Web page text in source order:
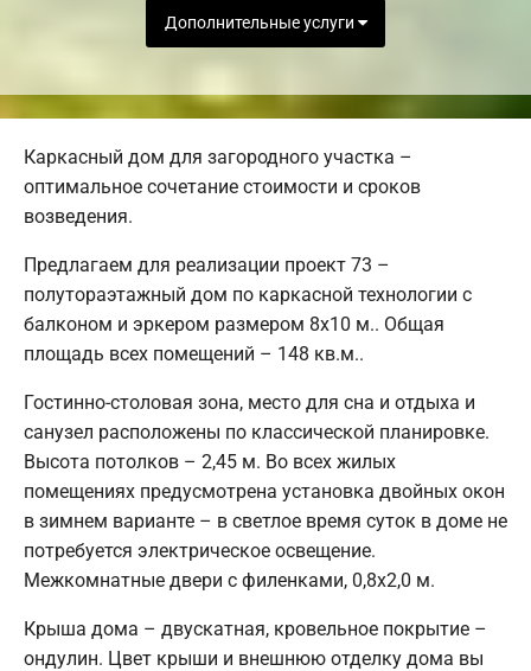
Дополнительные услуги
Каркасный дом для загородного участка –
оптимальное сочетание стоимости и сроков
возведения.
Предлагаем для реализации проект 73 –
полутораэтажный дом по каркасной технологии с
балконом и эркером размером 8х10 м.. Общая
площадь всех помещений – 148 кв.м..
Гостинно-столовая зона, место для сна и отдыха и
санузел расположены по классической планировке.
Высота потолков – 2,45 м. Во всех жилых
помещениях предусмотрена установка двойных окон
в зимнем варианте – в светлое время суток в доме не
потребуется электрическое освещение.
Межкомнатные двери с филенками, 0,8х2,0 м.
Крыша дома – двускатная, кровельное покрытие –
ондулин. Цвет крыши и внешнюю отделку дома вы